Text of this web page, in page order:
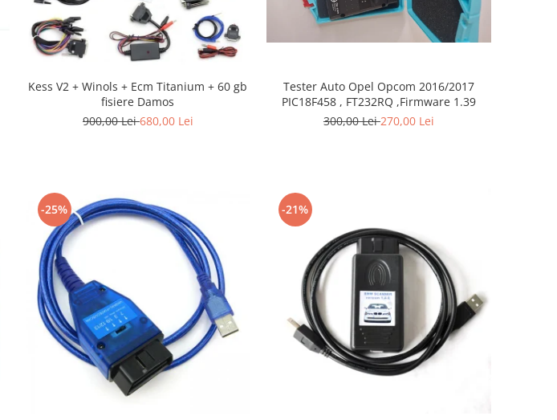
Kess V2 + Winols + Ecm Titanium + 60 gb
fisiere Damos
900,00 Lei680,00 Lei
Tester Auto Opel Opcom 2016/2017
PIC18F458 , FT232RQ ,Firmware 1.39
300,00 Lei270,00 Lei
-25% -21%